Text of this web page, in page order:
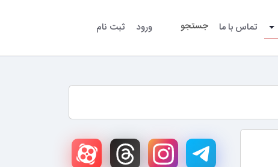
تماس با ما جستجو ورود ثبت نام